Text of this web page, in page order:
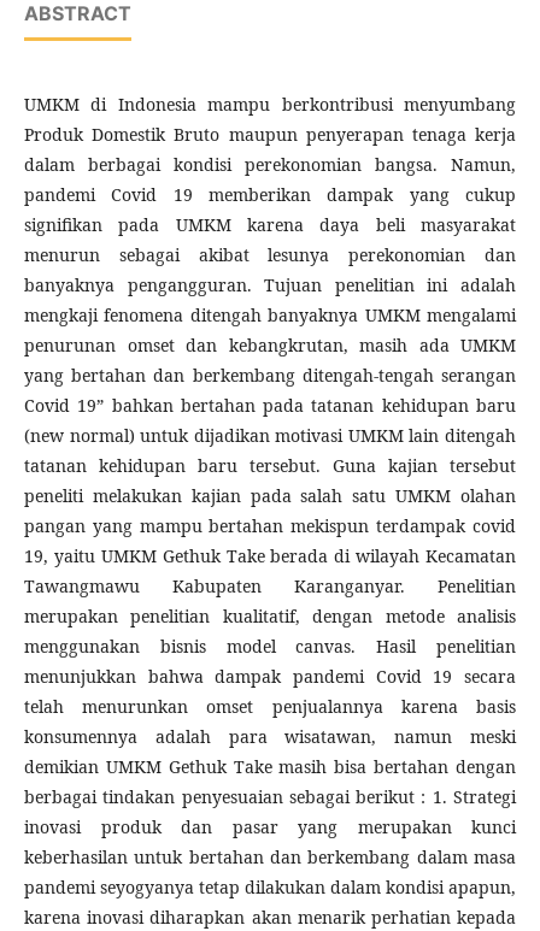
ABSTRACT
UMKM di Indonesia mampu berkontribusi menyumbang
Produk Domestik Bruto maupun penyerapan tenaga kerja
dalam berbagai kondisi perekonomian bangsa. Namun,
pandemi Covid 19 memberikan dampak yang cukup
signifikan pada UMKM karena daya beli masyarakat
menurun sebagai akibat lesunya perekonomian dan
banyaknya pengangguran. Tujuan penelitian ini adalah
mengkaji fenomena ditengah banyaknya UMKM mengalami
penurunan omset dan kebangkrutan, masih ada UMKM
yang bertahan dan berkembang ditengah-tengah serangan
Covid 19” bahkan bertahan pada tatanan kehidupan baru
(new normal) untuk dijadikan motivasi UMKM lain ditengah
tatanan kehidupan baru tersebut. Guna kajian tersebut
peneliti melakukan kajian pada salah satu UMKM olahan
pangan yang mampu bertahan mekispun terdampak covid
19, yaitu UMKM Gethuk Take berada di wilayah Kecamatan
Tawangmawu Kabupaten Karanganyar. Penelitian
merupakan penelitian kualitatif, dengan metode analisis
menggunakan bisnis model canvas. Hasil penelitian
menunjukkan bahwa dampak pandemi Covid 19 secara
telah menurunkan omset penjualannya karena basis
konsumennya adalah para wisatawan, namun meski
demikian UMKM Gethuk Take masih bisa bertahan dengan
berbagai tindakan penyesuaian sebagai berikut : 1. Strategi
inovasi produk dan pasar yang merupakan kunci
keberhasilan untuk bertahan dan berkembang dalam masa
pandemi seyogyanya tetap dilakukan dalam kondisi apapun,
karena inovasi diharapkan akan menarik perhatian kepada